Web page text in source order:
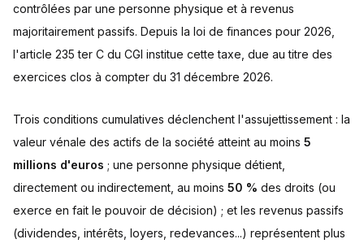
contrôlées par une personne physique et à revenus
majoritairement passifs. Depuis la loi de finances pour 2026,
l'article 235 ter C du CGI institue cette taxe, due au titre des
exercices clos à compter du 31 décembre 2026.
Trois conditions cumulatives déclenchent l'assujettissement : la
valeur vénale des actifs de la société atteint au moins 5
millions d'euros ; une personne physique détient,
directement ou indirectement, au moins 50 % des droits (ou
exerce en fait le pouvoir de décision) ; et les revenus passifs
(dividendes, intérêts, loyers, redevances...) représentent plus